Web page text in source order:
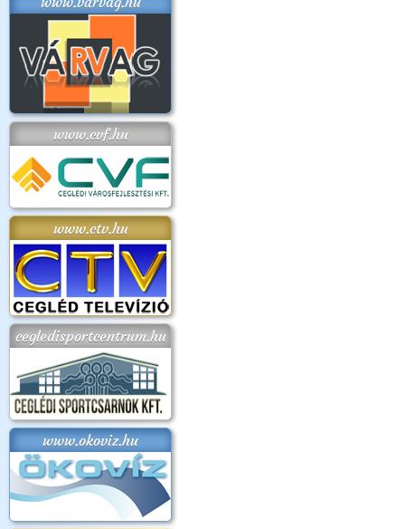
www.cvf.hu
www.ctv.hu
cegledisportcentrum.hu
www.okoviz.hu